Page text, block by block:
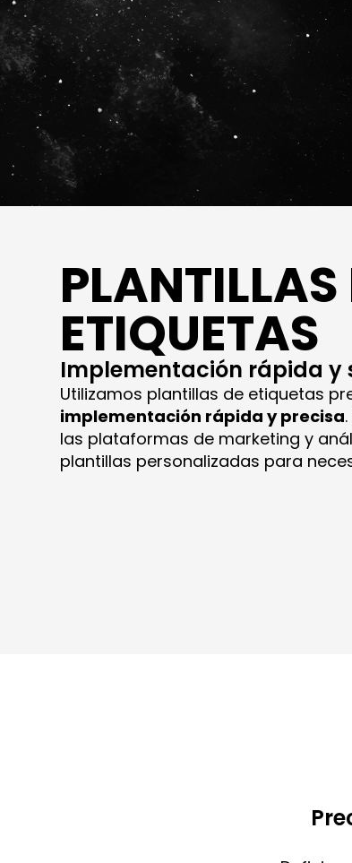
PLANTILLAS
ETIQUETAS
Implementación rápida y
Utilizamos plantillas de etiquetas
implementación rápida y precisa
las plataformas de marketing y
plantillas personalizadas para